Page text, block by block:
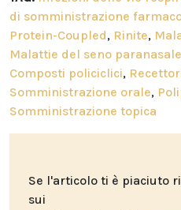
di somministrazione
Protein-Coupled, Rinite,
Malattie del seno paranasale
Composti policiclici,
Somministrazione orale,
Somministrazione topica
Se l'articolo ti è piaciuto
sui